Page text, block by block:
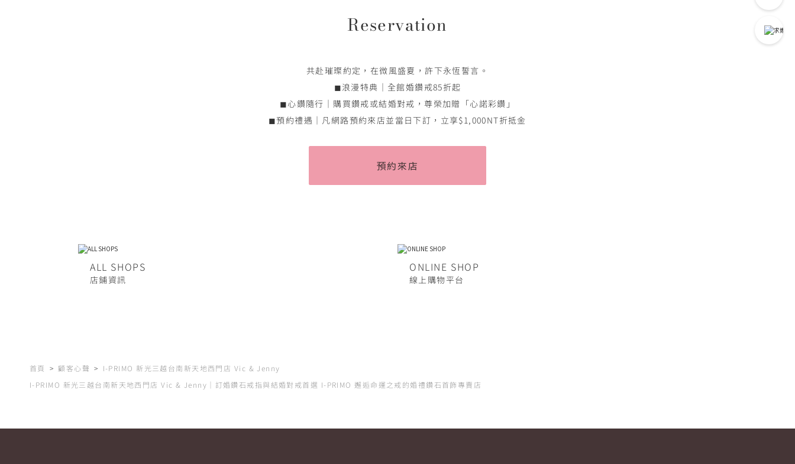
Reservation
共赴璀璨約定，在微風盛夏，許下永恆誓言。
◼浪漫特典｜全館婚鑽戒85折起
◼心鑽隨行｜購買鑽戒或結婚對戒，尊榮加贈「心諾彩鑽」
◼預約禮遇｜凡網路預約來店並當日下訂，立享$1,000NT折抵金
預約來店
ALL SHOPS
店鋪資訊
ONLINE SHOP
線上購物平台
首頁 顧客心聲
I-PRIMO 新光三越台南新天地西門店 Vic & Jenny
I-PRIMO 新光三越台南新天地西門店 Vic & Jenny｜訂婚鑽石戒指與結婚對戒首選 I-PRIMO 邂逅命運之戒的婚禮鑽石首飾專賣店